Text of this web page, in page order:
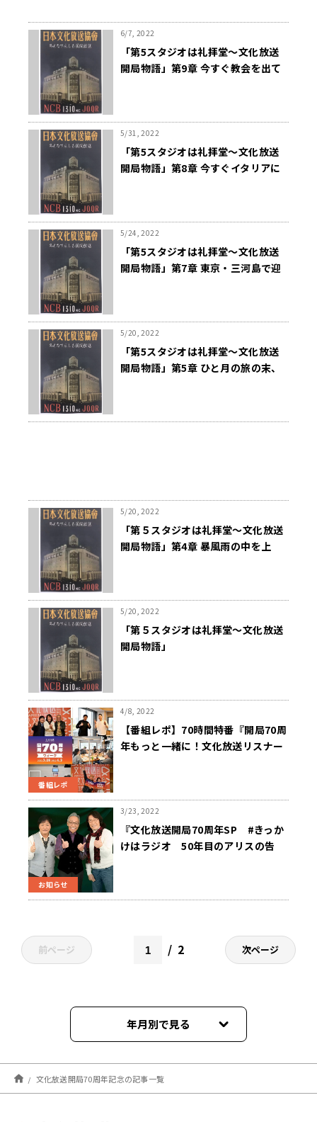
6/7, 2022
「第5スタジオは礼拝堂～文化放送
開局物語」第9章 今すぐ教会を出て
5/31, 2022
「第5スタジオは礼拝堂～文化放送
開局物語」第8章 今すぐイタリアに
5/24, 2022
「第5スタジオは礼拝堂～文化放送
開局物語」第7章 東京・三河島で迎
5/20, 2022
「第5スタジオは礼拝堂～文化放送
開局物語」第5章 ひと月の旅の末、
5/20, 2022
「第５スタジオは礼拝堂～文化放送
開局物語」第4章 暴風雨の中を上
5/20, 2022
「第５スタジオは礼拝堂～文化放送
開局物語」
番組レポ
4/8, 2022
【番組レポ】70時間特番『開局70周
年もっと一緒に！文化放送リスナー
お知らせ
3/23, 2022
『文化放送開局70周年SP #きっか
けはラジオ 50年目のアリスの告
前ページ 2 次ページ
年月別で見る
2023年04月
2023年02月
文化放送開局70周年記念の記事一覧